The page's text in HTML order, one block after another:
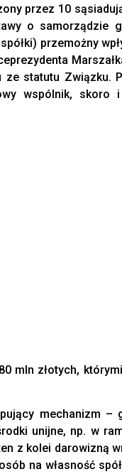
przez 10
o samorządzie
przemożny
ze statutu Związku.
wspólnik, skoro
mln złotych, którymi
mechanizm –
unijne, np. w
z kolei darowizną
na własność